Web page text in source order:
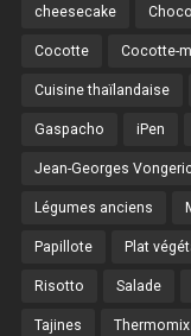
cheesecake
Cocotte Cocotte-
Cuisine thaïlandaise
Gaspacho iPen
Jean-Georges
Légumes anciens
Papillote Plat
Risotto Salade
Tajines Thermomix